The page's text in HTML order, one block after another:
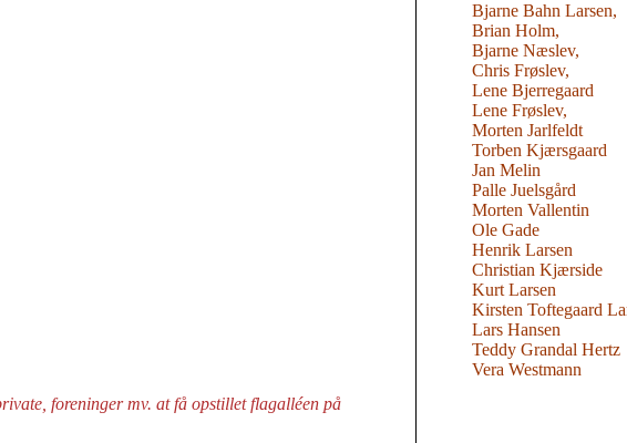
foreninger mv. at få opstillet flagalléen på
Bjarne Bahn Larsen,
Brian Holm,
Bjarne Næslev,
Chris Frøslev,
Lene Bjerregaard
Lene Frøslev,
Morten Jarlfeldt
Torben Kjærsgaard
Jan Melin
Palle Juelsgård
Morten Vallentin
Ole Gade
Henrik Larsen
Christian Kjærside
Kurt Larsen
Kirsten Toftegaard
Lars Hansen
Teddy Grandal Hertz
Vera Westmann